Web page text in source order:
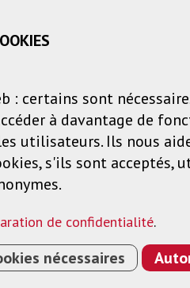
voeux
Services
EIN ENDPUNKT
certains sont
à davantage de
utilisateurs. Ils nous
s'ils sont acceptés,
de confidentialité.
nécessaires